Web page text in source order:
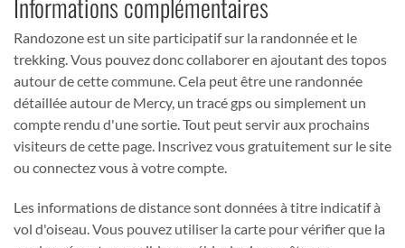
Informations complémentaires
Randozone est un site participatif sur la randonnée et le
trekking. Vous pouvez donc collaborer en ajoutant des topos
autour de cette commune. Cela peut être une randonnée
détaillée autour de Mercy, un tracé gps ou simplement un
compte rendu d'une sortie. Tout peut servir aux prochains
visiteurs de cette page. Inscrivez vous gratuitement sur le site
ou connectez vous à votre compte.
Les informations de distance sont données à titre indicatif à
vol d'oiseau. Vous pouvez utiliser la carte pour vérifier que la